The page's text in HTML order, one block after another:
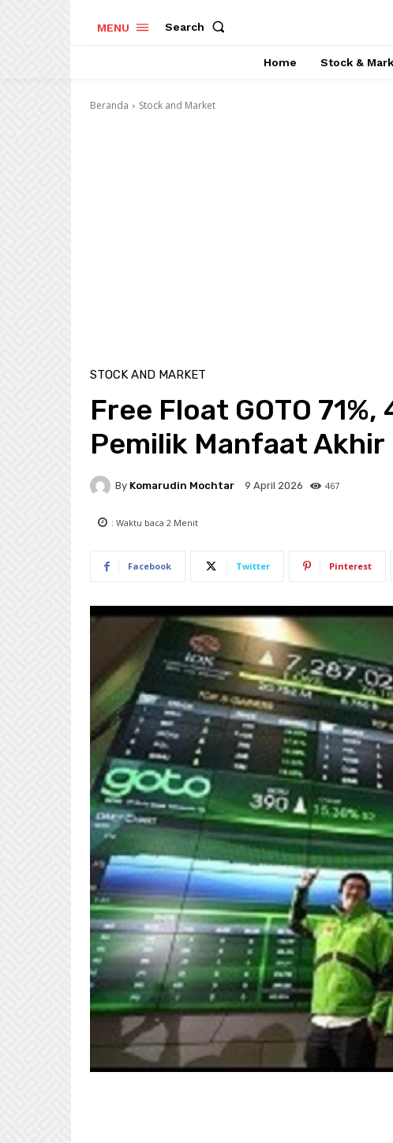
MENU Search
Home Stock &
Beranda Stock and Market
STOCK AND MARKET
Free Float GOTO
Pemilik Manfaat Akhir
By Komarudin Mochtar 9 April 2026 467
: Waktu baca 2 Menit
Facebook Twitter Pinterest